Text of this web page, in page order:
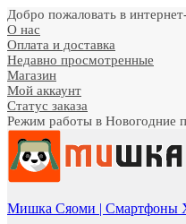
Добро пожаловать в
О нас
Оплата и доставка
Недавно просмотренные
Магазин
Мой аккаунт
Статус заказа
Режим работы в Новогодние
Мишка Сяоми | Смартфоны